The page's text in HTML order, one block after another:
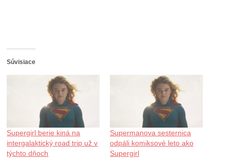
Súvisiace
Supergirl berie kiná na
intergalaktický road trip už v
týchto dňoch
Supermanova sesternica
odpáli komiksové leto ako
Supergirl